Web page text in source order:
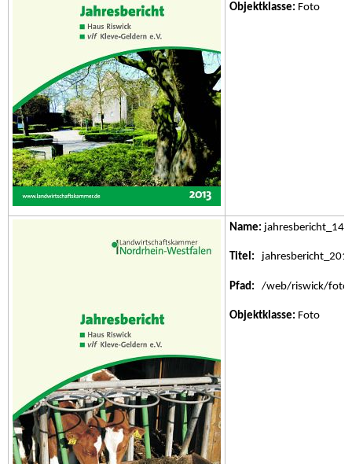
Objektklasse: Foto
Name:
Titel:
Pfad: /web/riswick/
Objektklasse: Foto